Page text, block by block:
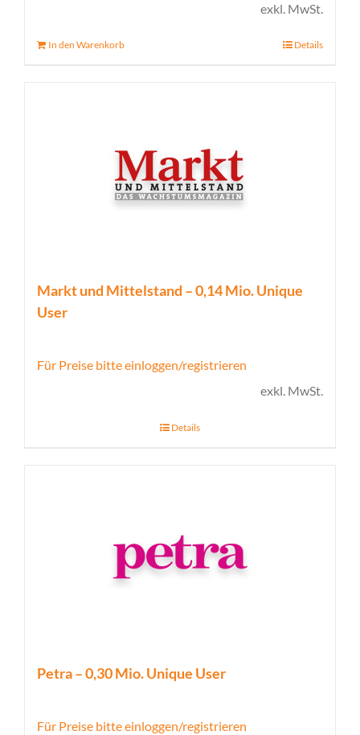
exkl. MwSt.
In den Warenkorb Details
Markt und Mittelstand – 0,14 Mio. Unique
User
Für Preise bitte einloggen/registrieren
exkl. MwSt.
Details
Petra – 0,30 Mio. Unique User
Für Preise bitte einloggen/registrieren